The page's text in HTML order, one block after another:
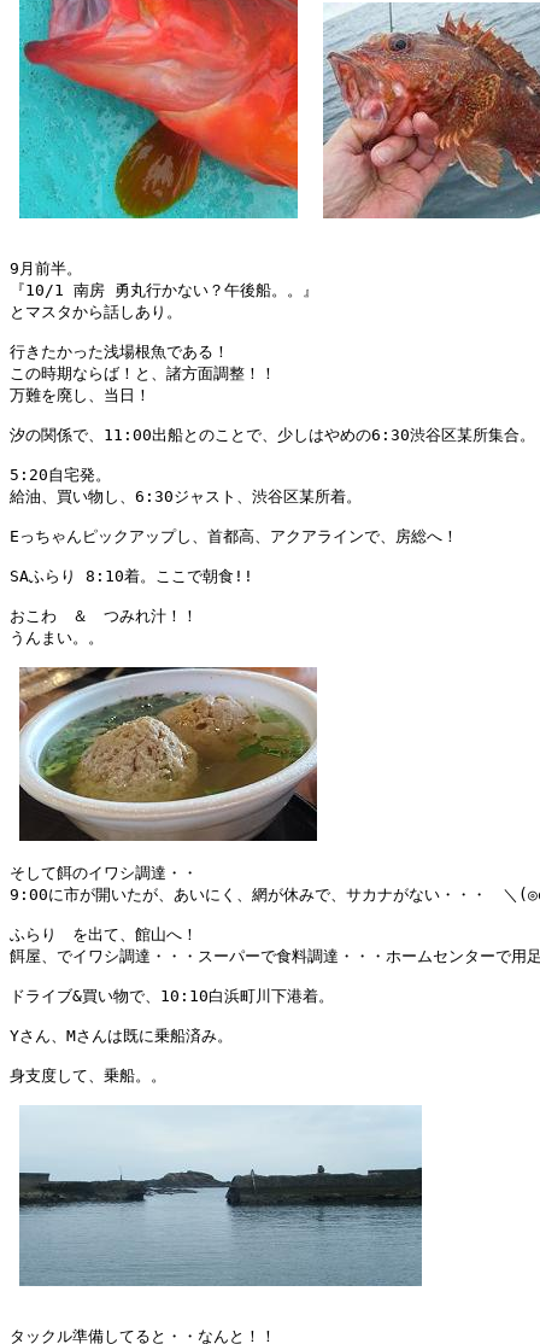
9月前半。
『10/1 南房 勇丸行かない？午後船。。』
とマスタから話しあり。
行きたかった浅場根魚である！
この時期ならば！と、諸方面調整！！
万難を廃し、当日！
汐の関係で、11:00出船とのことで、少しはやめの6:30渋谷区某所集合。
5:20自宅発。
給油、買い物し、6:30ジャスト、渋谷区某所着。
Eっちゃんピックアップし、首都高、アクアラインで、房総へ！
SAふらり 8:10着。ここで朝食!!
おこわ　＆　つみれ汁！！
うんまい。。
そして餌のイワシ調達・・
9:00に市が開いたが、あいにく、網が休みで、サカナがない・・・　＼
ふらり　を出て、館山へ！
餌屋、でイワシ調達・・・スーパーで食料調達・・・ホームセンターで用
ドライブ&買い物で、10:10白浜町川下港着。
Yさん、Mさんは既に乗船済み。
身支度して、乗船。。
タックル準備してると・・なんと！！